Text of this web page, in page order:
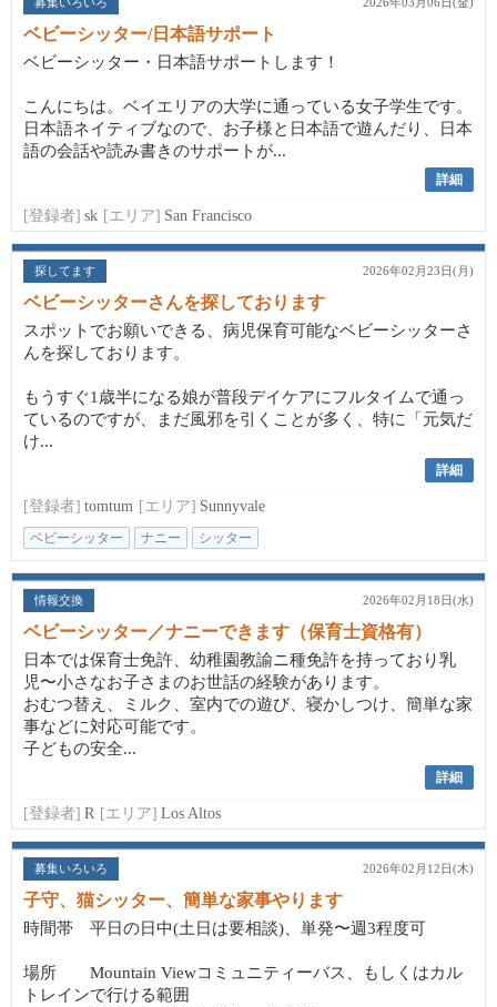
ベビーシッター/日本語サポート
ベビーシッター・日本語サポートします！
こんにちは。ベイエリアの大学に通っている女子学生です。
日本語ネイティブなので、お子様と日本語で遊んだり、日本
語の会話や読み書きのサポートが...
詳細
[登録者] sk [エリア] San Francisco
探してます 2026年02月23日(月)
ベビーシッターさんを探しております
スポットでお願いできる、病児保育可能なベビーシッターさ
んを探しております。
もうすぐ1歳半になる娘が普段デイケアにフルタイムで通っ
ているのですが、まだ風邪を引くことが多く、特に「元気だ
け...
詳細
[登録者] tomtum [エリア] Sunnyvale
ベビーシッター ナニー シッター
情報交換 2026年02月18日(水)
ベビーシッター／ナニーできます（保育士資格有）
日本では保育士免許、幼稚園教諭ニ種免許を持っており乳
児〜小さなお子さまのお世話の経験があります。
おむつ替え、ミルク、室内での遊び、寝かしつけ、簡単な家
事などに対応可能です。
子どもの安全...
詳細
[登録者] R [エリア] Los Altos
募集いろいろ 2026年02月12日(木)
子守、猫シッター、簡単な家事やります
時間帯 平日の日中(土日は要相談)、単発〜週3程度可
場所 Mountain Viewコミュニティーバス、もしくはカル
トレインで行ける範囲